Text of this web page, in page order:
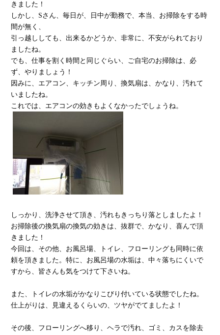
きました！
しかし、Sさん、毎日が、日中が勤務で、本当、お掃除をする時
間が無く、
引っ越ししても、出来るかどうか、非常に、不安がられており
ましたね。
でも、仕事を割く時間と同じぐらい、ご自宅のお掃除は、必
ず、やりましょう！
因みに、エアコン、キッチン周り、換気扇は、かなり、汚れて
いましたね。
これでは、エアコンの効きもよくなかったでしょうね。
しっかり、洗浄させて頂き、汚れもきっちり落としましたよ！
お掃除後の換気扇の換気の効きは、抜群で、かなり、喜んで頂
きました！
今回は、その他、お風呂場、トイレ、フローリングも同時に依
頼を頂きました。特に、お風呂場の水垢は、中々落ちにくいで
すから、皆さんも気をつけて下さいね。
また、トイレの水垢がかなりこびり付いている状態でしたね。
仕上がりは、見違えるくらいの、ツヤがでてましたよ！
その後、フローリングへ移り、ヘラで汚れ、ゴミ、カスを除去